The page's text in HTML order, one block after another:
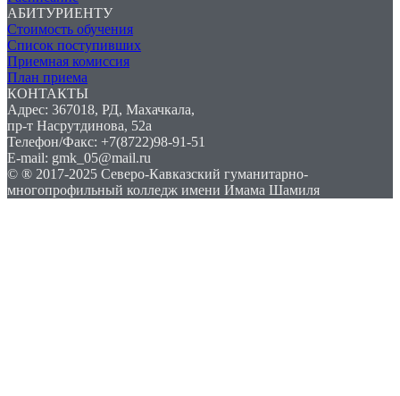
АБИТУРИЕНТУ
Стоимость обучения
Список поступивших
Приемная комиссия
План приема
КОНТАКТЫ
Адрес: 367018, РД, Махачкала,
пр-т Насрутдинова, 52а
Телефон/Факс: +7(8722)98-91-51
E-mail: gmk_05@mail.ru
© ® 2017-2025 Северо-Кавказский гуманитарно-
многопрофильный колледж имени Имама Шамиля